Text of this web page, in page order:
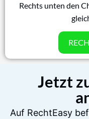
Rechts unten den
Jetzt
Auf RechtEasy